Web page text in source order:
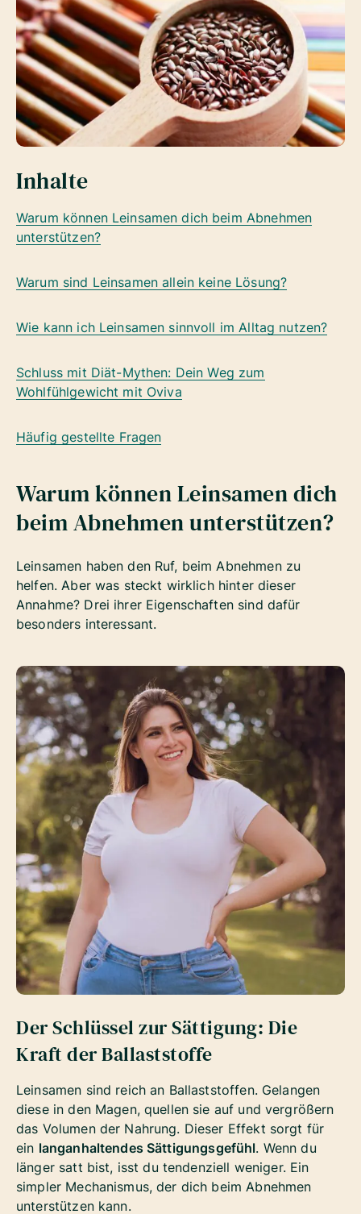
Inhalte
Warum können Leinsamen dich beim Abnehmen
unterstützen?
Warum sind Leinsamen allein keine Lösung?
Wie kann ich Leinsamen sinnvoll im Alltag nutzen?
Schluss mit Diät-Mythen: Dein Weg zum
Wohlfühlgewicht mit Oviva
Häufig gestellte Fragen
Warum können Leinsamen dich
beim Abnehmen unterstützen?
Leinsamen haben den Ruf, beim Abnehmen zu
helfen. Aber was steckt wirklich hinter dieser
Annahme? Drei ihrer Eigenschaften sind dafür
besonders interessant.
Der Schlüssel zur Sättigung: Die
Kraft der Ballaststoffe
Leinsamen sind reich an Ballaststoffen. Gelangen
diese in den Magen, quellen sie auf und vergrößern
das Volumen der Nahrung. Dieser Effekt sorgt für
ein langanhaltendes Sättigungsgefühl. Wenn du
länger satt bist, isst du tendenziell weniger. Ein
simpler Mechanismus, der dich beim Abnehmen
unterstützen kann.